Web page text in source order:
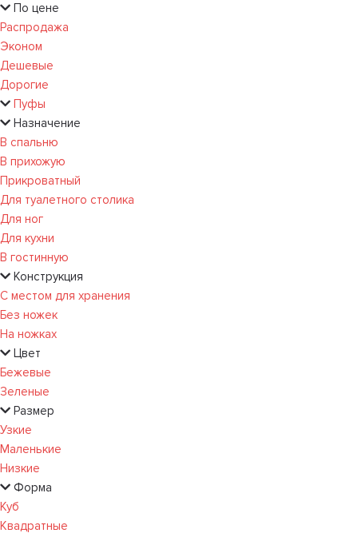
По цене
Распродажа
Эконом
Дешевые
Дорогие
Пуфы
Назначение
В спальню
В прихожую
Прикроватный
Для туалетного столика
Для ног
Для кухни
В гостинную
Конструкция
С местом для хранения
Без ножек
На ножках
Цвет
Бежевые
Зеленые
Размер
Узкие
Маленькие
Низкие
Форма
Куб
Квадратные